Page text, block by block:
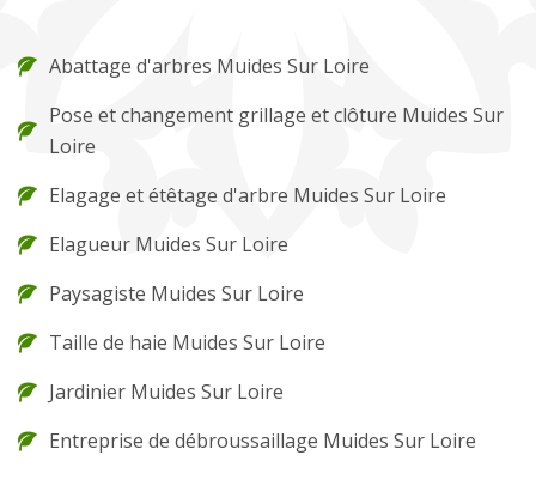
Abattage d'arbres Muides Sur Loire
Pose et changement grillage et clôture Muides Sur
Loire
Elagage et étêtage d'arbre Muides Sur Loire
Elagueur Muides Sur Loire
Paysagiste Muides Sur Loire
Taille de haie Muides Sur Loire
Jardinier Muides Sur Loire
Entreprise de débroussaillage Muides Sur Loire